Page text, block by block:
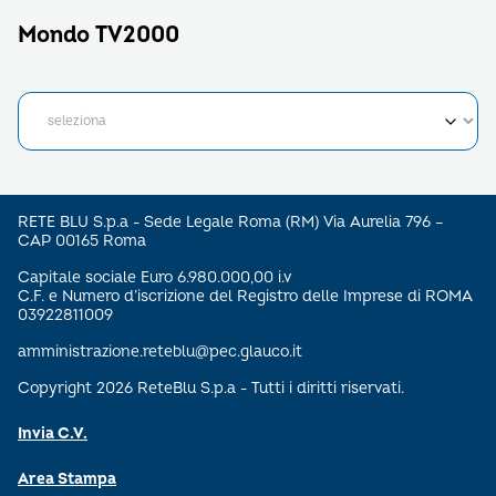
Mondo TV2000
RETE BLU S.p.a - Sede Legale Roma (RM) Via Aurelia 796 –
CAP 00165 Roma
Capitale sociale Euro 6.980.000,00 i.v
C.F. e Numero d’iscrizione del Registro delle Imprese di ROMA
03922811009
amministrazione.reteblu@pec.glauco.it
Copyright 2026 ReteBlu S.p.a - Tutti i diritti riservati.
Invia C.V.
Area Stampa